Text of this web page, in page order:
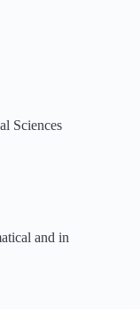
Sciences
and in